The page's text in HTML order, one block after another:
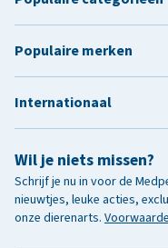
Wil je niets missen?
Schrijf je nu in voor de
nieuwtjes, leuke acties,
onze dierenarts.
Populaire merken
Internationaal